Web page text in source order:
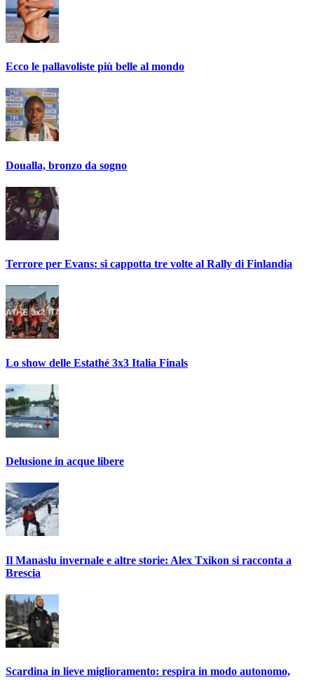
Ecco le pallavoliste più belle al mondo
Doualla, bronzo da sogno
Terrore per Evans: si cappotta tre volte al Rally di Finlandia
Lo show delle Estathé 3x3 Italia Finals
Delusione in acque libere
Il Manaslu invernale e altre storie: Alex Txikon si racconta a
Brescia
Scardina in lieve miglioramento: respira in modo autonomo,